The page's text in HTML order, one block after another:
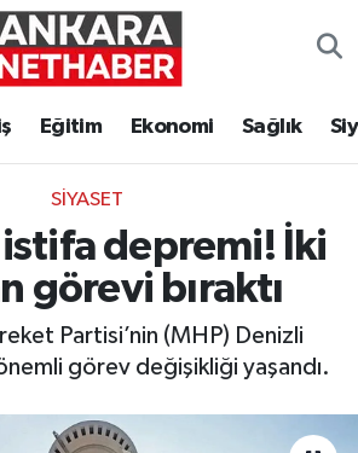
Eğitim Ekonomi Sağlık
SIYASET
istifa depremi! İki
görevi bıraktı
Partisi’nin (MHP) Denizli
görev değişikliği yaşandı.
Durumu